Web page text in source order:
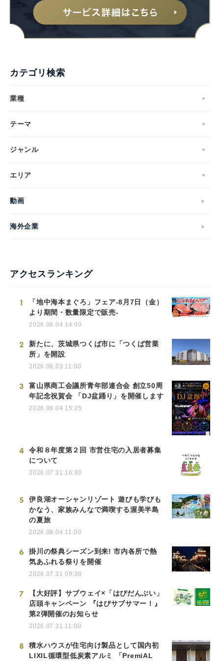
カテゴリ検索
業種
テーマ
ジャンル
エリア
動画
海外企業
アクセスランキング
1
「地中海本まぐろ」フェア-8月7日（金）
より期間・数量限定で販売-
2026.08.04 14:00
2
新たに、茨城県つくば市に「つくば営業
所」を開設
2026.08.03 11:00
3
富山県商工会議所青年部連合会 創立50周
年記念祝賀会 「DJ盆踊り」を開催します
2026.08.04 15:25
4
令和８年度第２回 市営住宅の入居者募集
について
2026.07.31 16:30
5
伊良湖オーシャンリゾート 遊びも学びも
かなう、家族みんなで満喫する渥美半島
の夏旅
2026.08.04 11:00
6
掛川の祭典シーズン到来! 市内各所で熱
気あふれる祭りを開催
2026.07.31 09:30
7
【大好評】サブウェイ×「はぴだんぶい」
店頭キャンペーン 『はぴサブサマー！』
第2弾開催のお知らせ
2026.07.31 11:00
8
積水ハウスが住宅向け製品として国内初
LIXIL循環型低炭素アルミ 「PremiAL